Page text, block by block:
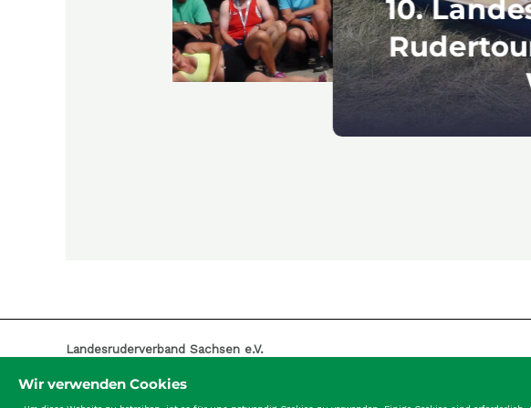
„Ich
Ich
Landesruderverband Sachsen e.V.
Wir verwenden Cookies